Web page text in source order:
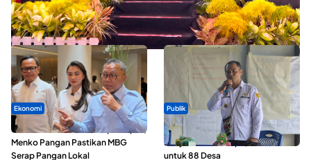
Seminar di Ternate, Mendes Perkuat Sinergi Percepatan
Kopdes Merah Putih
Ekonomi
SPPG di Maluku Utara Dipercepat,
Menko Pangan Pastikan MBG
Serap Pangan Lokal
Publik
ABDESI Morotai Apresiasi
Penyaluran ADD Rp3,13 Miliar
untuk 88 Desa